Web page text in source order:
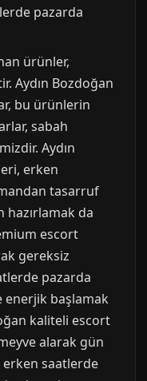
pazarda
ürünler,
Aydın Bozdoğan
bu ürünlerin
sabah
Aydın
erken
tasarruf
hazırlamak da
escort
gereksiz
pazarda
enerjik başlamak
kaliteli escort
alarak gün
erken saatlerde